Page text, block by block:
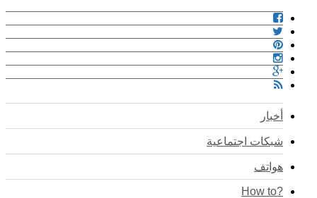
أخبار
شبكات اجتماعية
هواتف
?How to